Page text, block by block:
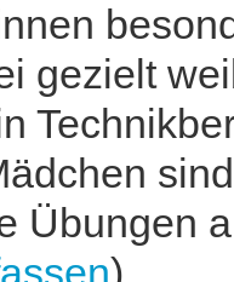
gezielt
Übungen
)